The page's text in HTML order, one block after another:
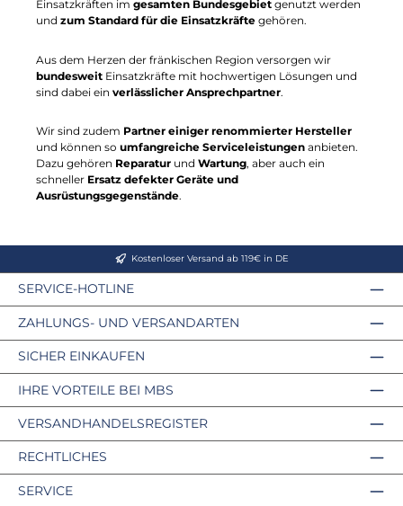
Einsatzkräften im gesamten Bundesgebiet genutzt werden
und zum Standard für die Einsatzkräfte gehören.
Aus dem Herzen der fränkischen Region versorgen wir
bundesweit Einsatzkräfte mit hochwertigen Lösungen und
sind dabei ein verlässlicher Ansprechpartner.
Wir sind zudem Partner einiger renommierter Hersteller
und können so umfangreiche Serviceleistungen anbieten.
Dazu gehören Reparatur und Wartung, aber auch ein
schneller Ersatz defekter Geräte und
Ausrüstungsgegenstände.
Kostenloser Versand ab 119€ in DE
SERVICE-HOTLINE
ZAHLUNGS- UND VERSANDARTEN
VERSANDHANDELSREGISTER
SICHER EINKAUFEN
IHRE VORTEILE BEI MBS
RECHTLICHES
SERVICE